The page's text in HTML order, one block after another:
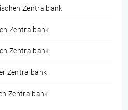
Zentralbank
Zentralbank
Zentralbank
Zentralbank
Zentralbank